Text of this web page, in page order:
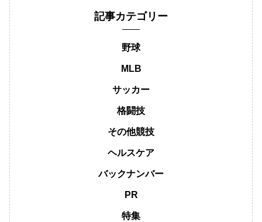
記事カテゴリー
野球
MLB
サッカー
格闘技
その他競技
ヘルスケア
バックナンバー
PR
特集